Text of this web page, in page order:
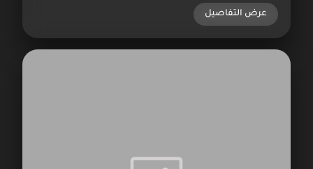
عرض التفاصيل